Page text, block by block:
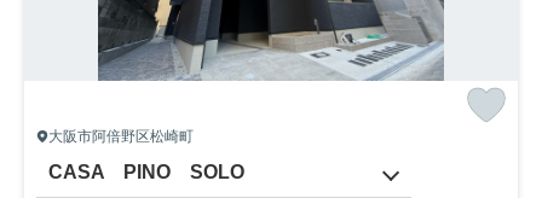
大阪市阿倍野区松崎町
CASA PINO SOLO